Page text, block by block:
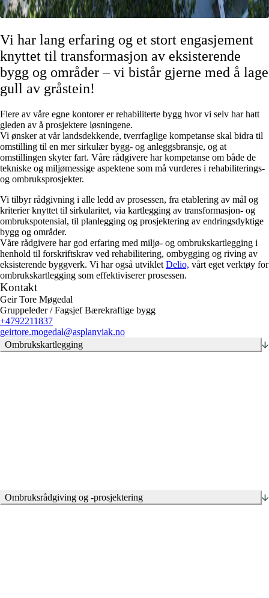
Vi har lang erfaring og et stort engasjement
knyttet til transformasjon av eksisterende
bygg og områder – vi bistår gjerne med å lage
gull av gråstein!
Flere av våre egne kontorer er rehabiliterte bygg hvor vi selv har hatt
gleden av å prosjektere løsningene.
Vi ønsker at vår landsdekkende, tverrfaglige kompetanse skal bidra til
omstilling til en mer sirkulær bygg- og anleggsbransje, og at
omstillingen skyter fart. Våre rådgivere har kompetanse om både de
tekniske og miljømessige aspektene som må vurderes i rehabiliterings-
og ombruksprosjekter.
Vi tilbyr rådgivning i alle ledd av prosessen, fra etablering av mål og
kriterier knyttet til sirkularitet, via kartlegging av transformasjon- og
ombrukspotensial, til planlegging og prosjektering av endringsdyktige
bygg og områder.
Våre rådgivere har god erfaring med miljø- og ombrukskartlegging i
henhold til forskriftskrav ved rehabilitering, ombygging og riving av
eksisterende byggverk. Vi har også utviklet Delio, vårt eget verktøy for
ombrukskartlegging som effektiviserer prosessen.
Kontakt
Geir Tore Møgedal
Gruppeleder / Fagsjef Bærekraftige bygg
+4792211837
geirtore.mogedal@asplanviak.no
Ombrukskartlegging
Ombruksrådgiving og -prosjektering